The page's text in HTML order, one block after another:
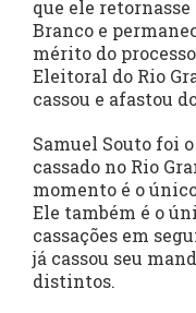
que ele
Branco e
mérito do
Eleitoral do Rio
cassou e afastou
Samuel Souto foi
cassado no Rio
momento é o
Ele também é o
cassações em
já cassou seu
distintos.